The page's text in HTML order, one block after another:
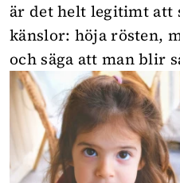
är det helt legitimt att
känslor: höja rösten,
och säga att man blir